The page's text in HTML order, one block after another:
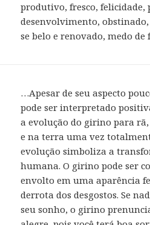
produtivo, fresco, felicidade,
desenvolvimento,
se belo e renovado, medo de
…Apesar de seu aspecto
pode ser interpretado
a evolução do girino para
e na terra uma vez
evolução simboliza a
humana. O girino pode ser
envolto em uma aparência
derrota dos desgostos. Se
seu sonho, o girino